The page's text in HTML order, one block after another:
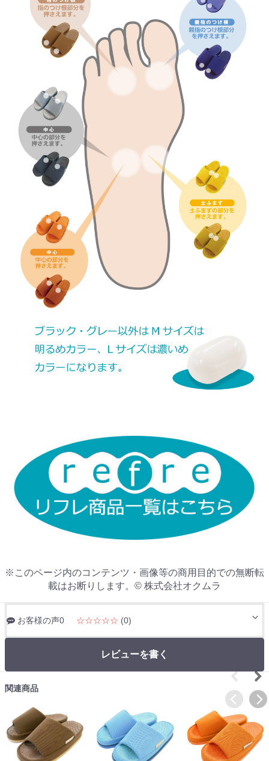
※このページ内のコンテンツ・画像等の商用目的での無断転
載はお断りします。© 株式会社オクムラ
お客様の声0 ☆☆☆☆☆ (0)
レビューを書く
関連商品